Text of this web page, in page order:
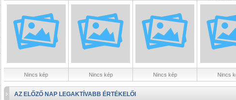
Nincs kép Nincs kép Nincs kép Nincs
AZ ELŐZŐ NAP LEGAKTÍVABB ÉRTÉKELŐI